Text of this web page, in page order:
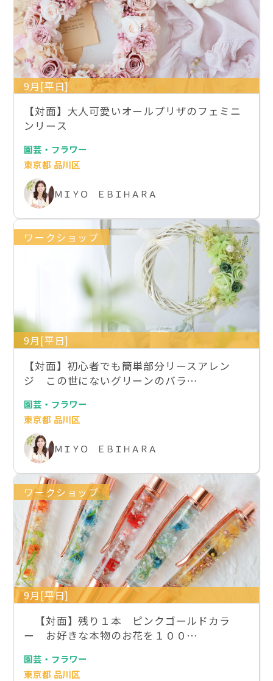
9月[平日]
【対面】大人可愛いオールプリザのフェミニ
ンリース
園芸・フラワー
東京都 品川区
ＭＩＹＯ ＥＢＩＨＡＲＡ
ワークショップ
9月[平日]
【対面】初心者でも簡単部分リースアレン
ジ この世にないグリーンのバラ…
園芸・フラワー
東京都 品川区
ＭＩＹＯ ＥＢＩＨＡＲＡ
ワークショップ
9月[平日]
【対面】残り１本 ピンクゴールドカラ
ー お好きな本物のお花を１００…
園芸・フラワー
東京都 品川区